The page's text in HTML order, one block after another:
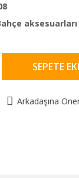
aksesuarları
SEPETE
Arkadaşına